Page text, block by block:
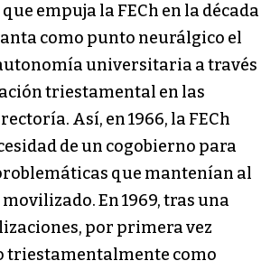
empuja la FECh en la década
como punto neurálgico el
universitaria a través
triestamental en las
Así, en 1966, la FECh
de un cogobierno para
que mantenían al
En 1969, tras una
por primera vez
triestamentalmente como